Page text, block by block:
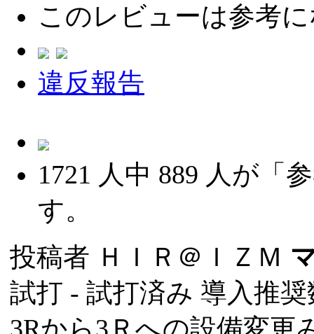
このレビューは参考
違反報告
1721 人中 889 人が「
す。
投稿者 ＨＩＲ＠ＩＺＭ
試打 - 試打済み 導入推